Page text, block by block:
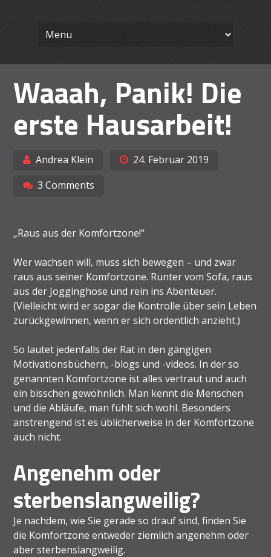
Arbeiten
Waaah, Panik! Die
erste Hausarbeit!
Andrea Klein
24. Februar 2019
3 Comments
„Raus aus der Komfortzone!“
Wer wachsen will, muss sich bewegen – und zwar
raus aus seiner Komfortzone. Runter vom Sofa, raus
aus der Jogginghose und rein ins Abenteuer.
(Vielleicht wird er sogar die Kontrolle über sein Leben
zurückgewinnen, wenn er sich ordentlich anzieht.)
So lautet jedenfalls der Rat in den gängigen
Motivationsbüchern, -blogs und -videos. In der so
genannten Komfortzone ist alles vertraut und auch
ein bisschen gewöhnlich. Man kennt die Menschen
und die Abläufe, man fühlt sich wohl. Besonders
anstrengend ist es üblicherweise in der Komfortzone
auch nicht.
Angenehm oder
sterbenslangweilig?
Je nachdem, wie Sie gerade so drauf sind, finden Sie
die Komfortzone entweder ziemlich angenehm oder
aber sterbenslangweilig.